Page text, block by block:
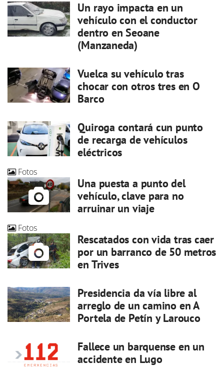
Un rayo impacta en un
vehículo con el conductor
dentro en Seoane
(Manzaneda)
Vuelca su vehículo tras
chocar con otros tres en O
Barco
Quiroga contará cun punto
de recarga de vehículos
eléctricos
Fotos
Una puesta a punto del
vehículo, clave para no
arruinar un viaje
Fotos
Rescatados con vida tras caer
por un barranco de 50 metros
en Trives
Presidencia da vía libre al
arreglo de un camino en A
Portela de Petín y Larouco
Fallece un barquense en un
accidente en Lugo